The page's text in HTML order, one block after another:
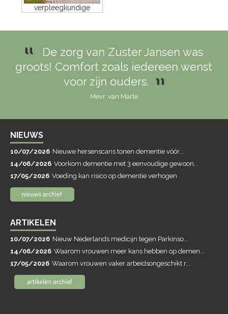
verpleegkundige
De zorg van Zuster Jansen was
groots! Comfort zoals iedereen wenst
voor zijn ouders.
Mevr. van Marle
NIEUWS
10/07/2026 Nieuwe hersenscans tonen dementie vóór...
14/06/2026 Voorkom dementie met 3 eenvoudige gewoon...
17/05/2026 Voeding kan risico op dementie verhogen
ARTIKELEN
10/07/2026 Nieuw Nederlands medicijn tegen Parkinso...
14/06/2026 Waarom vrouwen meer kans hebben op demen...
17/05/2026 Waarom vrouwen vaker arbeidsongeschikt r...